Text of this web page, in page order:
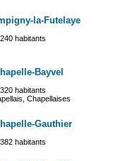
la-Futelaye
habitants
Bayvel
habitants
Chapellaises
Gauthier
habitants